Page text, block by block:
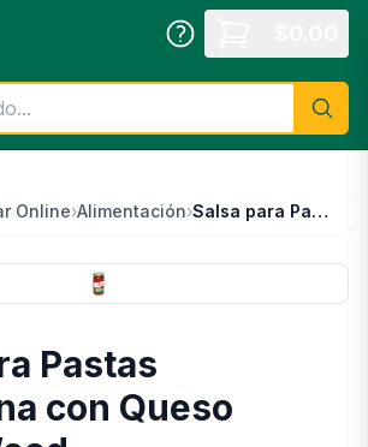
Online›Alimentación› Salsa para Pastas Napolitana con Queso Under Wood
Pastas
con Queso